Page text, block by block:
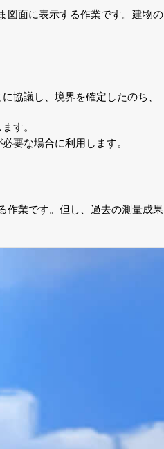
図面に表示する作業です。建物の
協議し、境界を確定したのち、
す。
要な場合に利用します。
作業です。但し、過去の測量成果